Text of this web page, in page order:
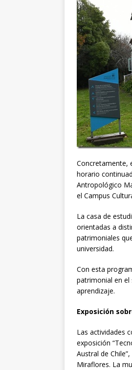
Concretamente,
horario
Antropológico
el Campus
La casa de
orientadas a
patrimoniales
universidad.
Con esta
patrimonial en el
aprendizaje.
Exposición
Las actividades
exposición
Austral de
Miraflores. La